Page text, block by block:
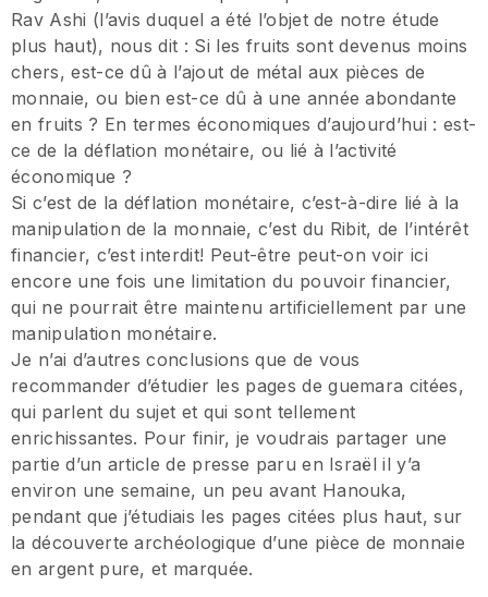
Rav Ashi (l’avis duquel a été l’objet de notre étude
plus haut), nous dit : Si les fruits sont devenus moins
chers, est-ce dû à l’ajout de métal aux pièces de
monnaie, ou bien est-ce dû à une année abondante
en fruits ? En termes économiques d’aujourd’hui : est-
ce de la déflation monétaire, ou lié à l’activité
économique ?
Si c’est de la déflation monétaire, c’est-à-dire lié à la
manipulation de la monnaie, c’est du Ribit, de l’intérêt
financier, c’est interdit! Peut-être peut-on voir ici
encore une fois une limitation du pouvoir financier,
qui ne pourrait être maintenu artificiellement par une
manipulation monétaire.
Je n’ai d’autres conclusions que de vous
recommander d’étudier les pages de guemara citées,
qui parlent du sujet et qui sont tellement
enrichissantes. Pour finir, je voudrais partager une
partie d’un article de presse paru en Israël il y’a
environ une semaine, un peu avant Hanouka,
pendant que j’étudiais les pages citées plus haut, sur
la découverte archéologique d’une pièce de monnaie
en argent pure, et marquée.